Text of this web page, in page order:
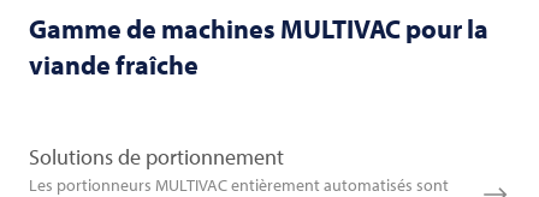
Gamme de machines MULTIVACpour la
viande fraîche
Solutions de portionnement
Les portionneurs MULTIVAC entièrement automatisés sont